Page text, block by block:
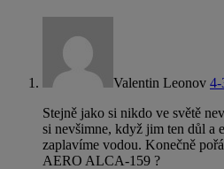
Valentin Leonov 4-
Stejně jako si nikdo ve světě
si nevšimne, když jim ten důl a
zaplavíme vodou. Konečně
AERO ALCA-159 ?